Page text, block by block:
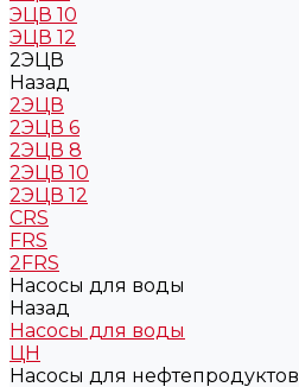
ЭЦВ 10
ЭЦВ 12
2ЭЦВ
Назад
2ЭЦВ
2ЭЦВ 6
2ЭЦВ 8
2ЭЦВ 10
2ЭЦВ 12
CRS
FRS
2FRS
Насосы для воды
Назад
Насосы для воды
ЦН
Насосы для нефтепродуктов